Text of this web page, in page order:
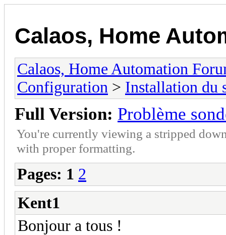
Calaos, Home
Calaos, Home Automation
Configuration > Installation du
Full Version: Problème
You're currently viewing a stripped
with proper formatting.
Pages: 1 2
Kent1
Bonjour a tous !